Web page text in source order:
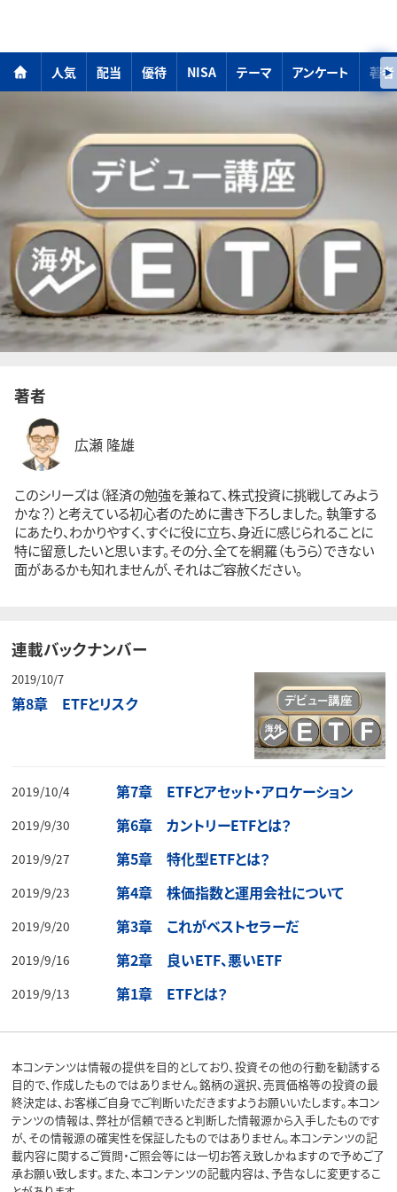
人気 配当 優待 NISA テーマ アンケート 著者
著者
広瀬 隆雄
このシリーズは（経済の勉強を兼ねて、株式投資に挑戦してみよう
かな？）と考えている初心者のために書き下ろしました。 執筆する
にあたり、わかりやすく、すぐに役に立ち、身近に感じられることに
特に留意したいと思います。その分、全てを網羅（もうら）できない
面があるかも知れませんが、それはご容赦ください。
連載バックナンバー
2019/10/7
第8章 ETFとリスク
2019/10/4 第7章 ETFとアセット・アロケーション
2019/9/30 第6章 カントリーETFとは？
2019/9/27 第5章 特化型ETFとは？
2019/9/23 第4章 株価指数と運用会社について
2019/9/20 第3章 これがベストセラーだ
2019/9/16 第2章 良いETF、悪いETF
2019/9/13 第1章 ETFとは？
本コンテンツは情報の提供を目的としており、投資その他の行動を勧誘する
目的で、作成したものではありません。銘柄の選択、売買価格等の投資の最
終決定は、お客様ご自身でご判断いただきますようお願いいたします。本コン
テンツの情報は、弊社が信頼できると判断した情報源から入手したものです
が、その情報源の確実性を保証したものではありません。本コンテンツの記
載内容に関するご質問・ご照会等には一切お答え致しかねますので予めご了
承お願い致します。また、本コンテンツの記載内容は、予告なしに変更するこ